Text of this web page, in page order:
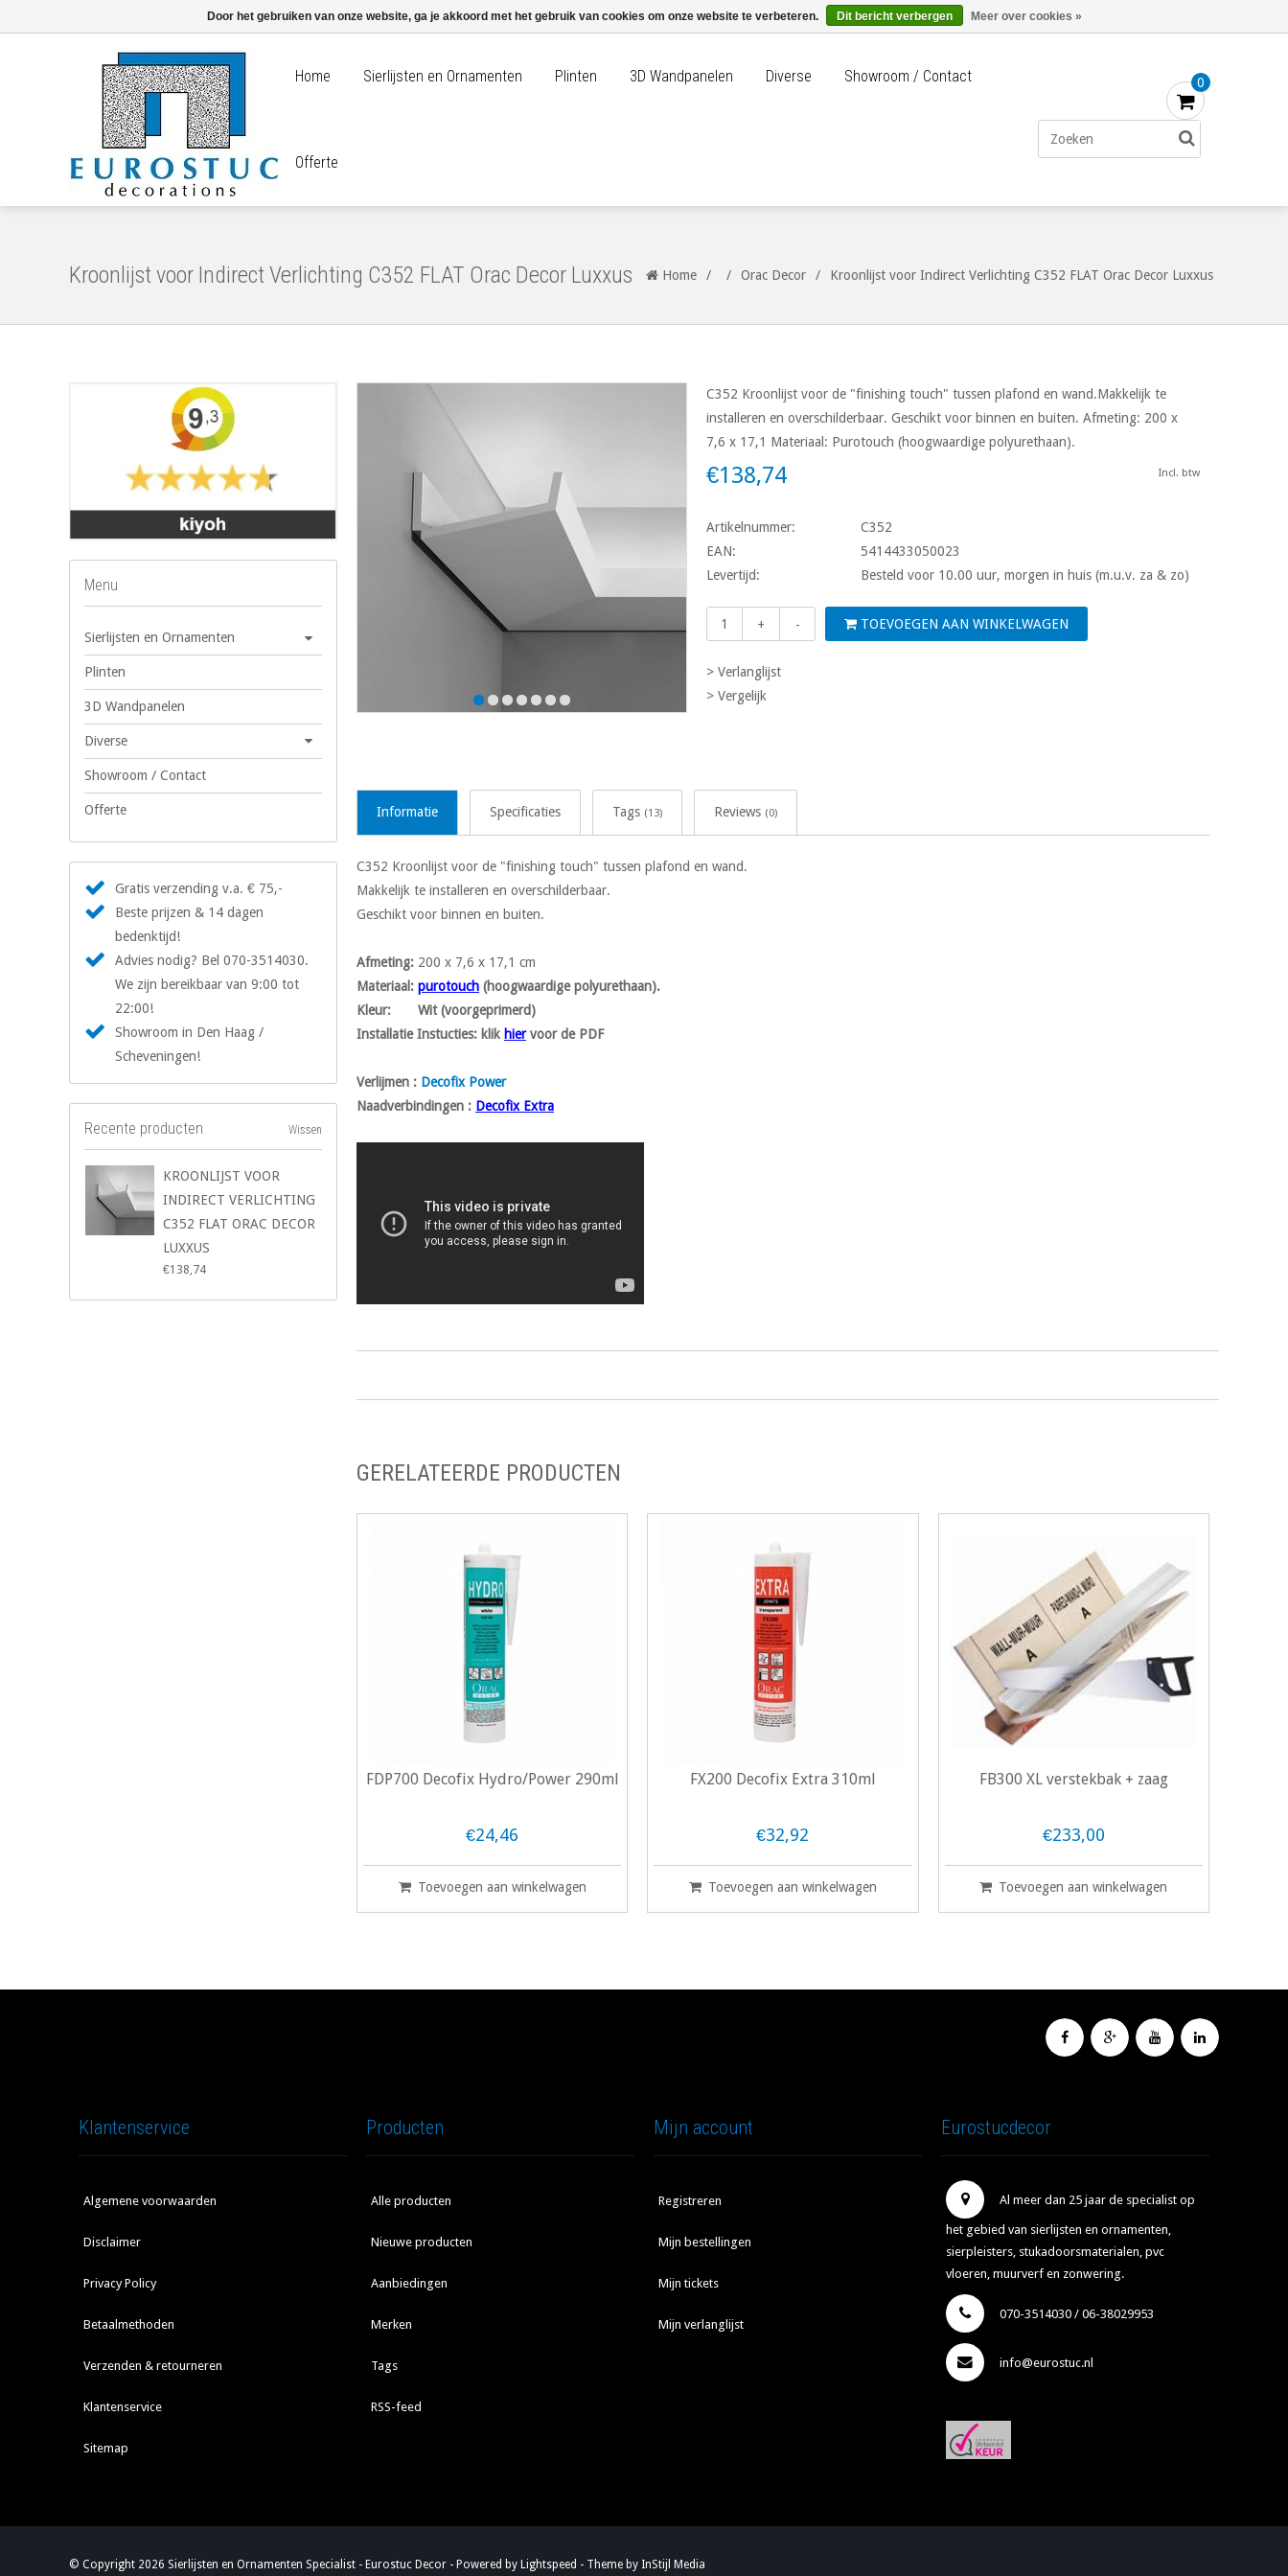
Merken Bestellen - €0,00
Home Sierlijsten en Ornamenten Plinten 3D Wandpanelen Diverse Showroom / Contact
Offerte
0
Kroonlijst voor Indirect Verlichting C352 FLAT Orac Decor Luxxus Home / / Orac Decor / Kroonlijst voor Indirect Verlichting C352 FLAT Orac Decor Luxxus
C352 Kroonlijst voor de "finishing touch" tussen plafond en wand.Makkelijk te
installeren en overschilderbaar. Geschikt voor binnen en buiten. Afmeting: 200 x
7,6 x 17,1 Materiaal: Purotouch (hoogwaardige polyurethaan).
€138,74 Incl. btw
Artikelnummer:
C352
EAN:
5414433050023
Levertijd:
Besteld voor 10.00 uur, morgen in huis (m.u.v. za & zo)
+ - TOEVOEGEN AAN WINKELWAGEN
> Verlanglijst
> Vergelijk
Informatie Specificaties Tags (13) Reviews (0)
C352 Kroonlijst voor de "finishing touch" tussen plafond en wand.
Makkelijk te installeren en overschilderbaar.
Geschikt voor binnen en buiten.
Afmeting: 200 x 7,6 x 17,1 cm
Materiaal : purotouch (hoogwaardige polyurethaan).
Kleur: Wit (voorgeprimerd)
Installatie Instucties: klik hiervoor de PDF
Verlijmen : Decofix Power
Naadverbindingen : Decofix Extra
GERELATEERDE PRODUCTEN
FDP700 Decofix Hydro/Power 290ml
€24,46
Toevoegen aan winkelwagen
FX200 Decofix Extra 310ml
€32,92
Toevoegen aan winkelwagen
FB300 XL verstekbak + zaag
€233,00
Toevoegen aan winkelwagen
Menu
Sierlijsten en Ornamenten
Plinten
3D Wandpanelen
Diverse
Showroom / Contact
Offerte
Gratis verzending v.a. € 75,-
Beste prijzen & 14 dagen
bedenktijd!
Advies nodig? Bel 070-3514030.
We zijn bereikbaar van 9:00 tot
22:00!
Showroom in Den Haag /
Scheveningen!
Recente producten Wissen
KROONLIJST VOOR
INDIRECT VERLICHTING
C352 FLAT ORAC DECOR
LUXXUS
€138,74
Klantenservice
Algemene voorwaarden
Disclaimer
Privacy Policy
Betaalmethoden
Verzenden & retourneren
Klantenservice
Sitemap
Producten
Alle producten
Nieuwe producten
Aanbiedingen
Merken
Tags
RSS-feed
Mijn account
Registreren
Mijn bestellingen
Mijn tickets
Mijn verlanglijst
Eurostucdecor
Al meer dan 25 jaar de specialist op
het gebied van sierlijsten en ornamenten,
sierpleisters, stukadoorsmaterialen, pvc
vloeren, muurverf en zonwering.
070-3514030 / 06-38029953
info@eurostuc.nl
© Copyright 2026 Sierlijsten en Ornamenten Specialist - Eurostuc Decor - Powered by Lightspeed - Theme by InStijl Media
Door het gebruiken van onze website, ga je akkoord met het gebruik van cookies om onze website te verbeteren. Dit bericht verbergen Meer over cookies »